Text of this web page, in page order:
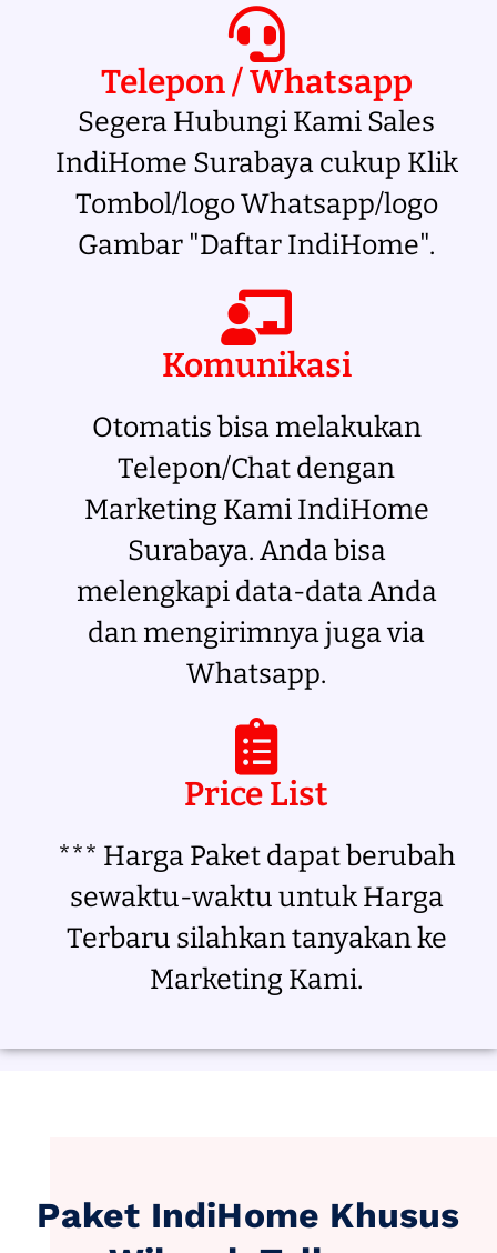
Telepon / Whatsapp
Segera Hubungi Kami Sales
IndiHome Surabaya cukup Klik
Tombol/logo Whatsapp/logo
Gambar "Daftar IndiHome".
Komunikasi
Otomatis bisa melakukan
Telepon/Chat dengan
Marketing Kami IndiHome
Surabaya. Anda bisa
melengkapi data-data Anda
dan mengirimnya juga via
Whatsapp.
Price List
*** Harga Paket dapat berubah
sewaktu-waktu untuk Harga
Terbaru silahkan tanyakan ke
Marketing Kami.
Paket IndiHome Khusus